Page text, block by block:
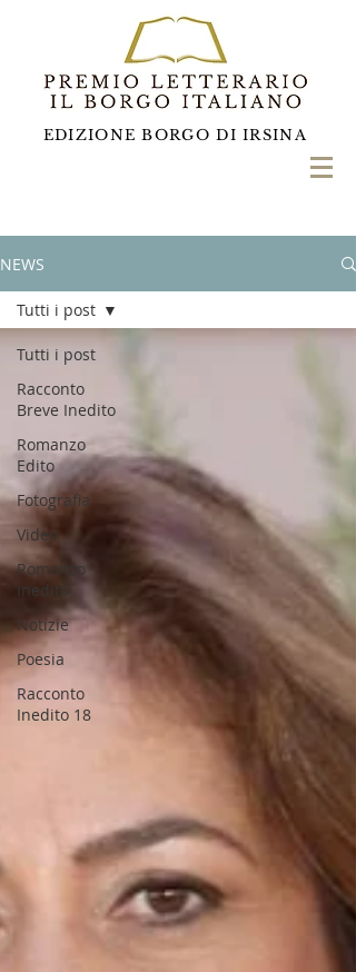
EDIZIONE BORGO DI IRSINA
NEWS
Tutti i post
Racconto
Breve Inedito
Romanzo
Edito
Fotografia
Video
Romanzo
Inedito
Notizie
Poesia
Racconto
Inedito 18
Tutti i post